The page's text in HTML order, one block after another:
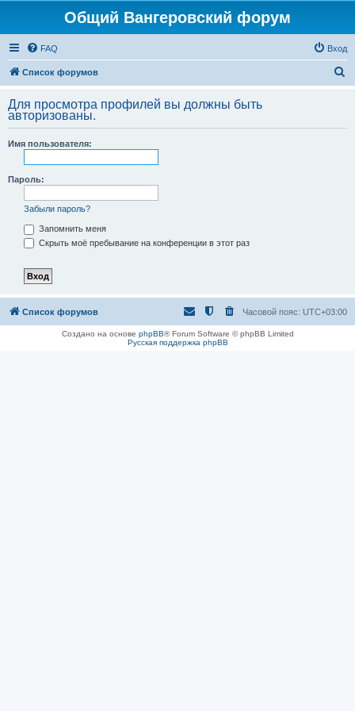
Общий Вангеровский форум
FAQ Вход
Список форумов
с
Для просмотра профилей вы должны быть
авторизованы.
Имя пользователя:
Пароль:
Забыли пароль?
Запомнить меня
Скрыть моё пребывание на конференции в этот раз
Список форумов Часовой пояс: UTC+03:00
Создано на основе phpBB® Forum Software © phpBB Limited
Русская поддержка phpBB